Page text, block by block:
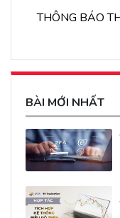
THÔNG BÁO
BÀI MỚI NHẤT